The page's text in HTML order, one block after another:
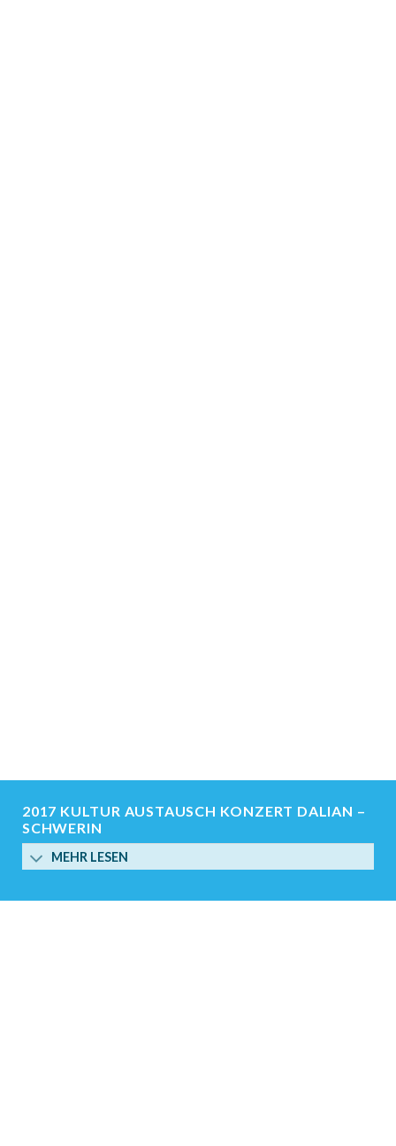
2017 KULTUR AUSTAUSCH KONZERT DALIAN –
SCHWERIN
MEHR LESEN